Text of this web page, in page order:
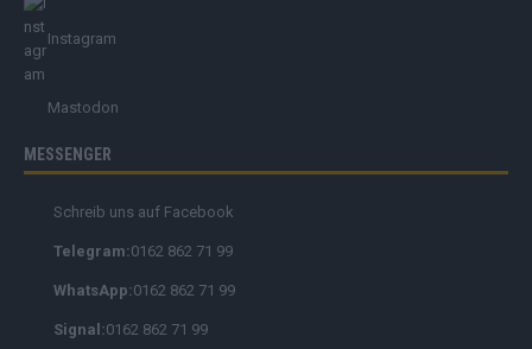
Instagram
Mastodon
MESSENGER
Schreib uns auf Facebook
Telegram:0162 862 71 99
WhatsApp:0162 862 71 99
Signal:0162 862 71 99